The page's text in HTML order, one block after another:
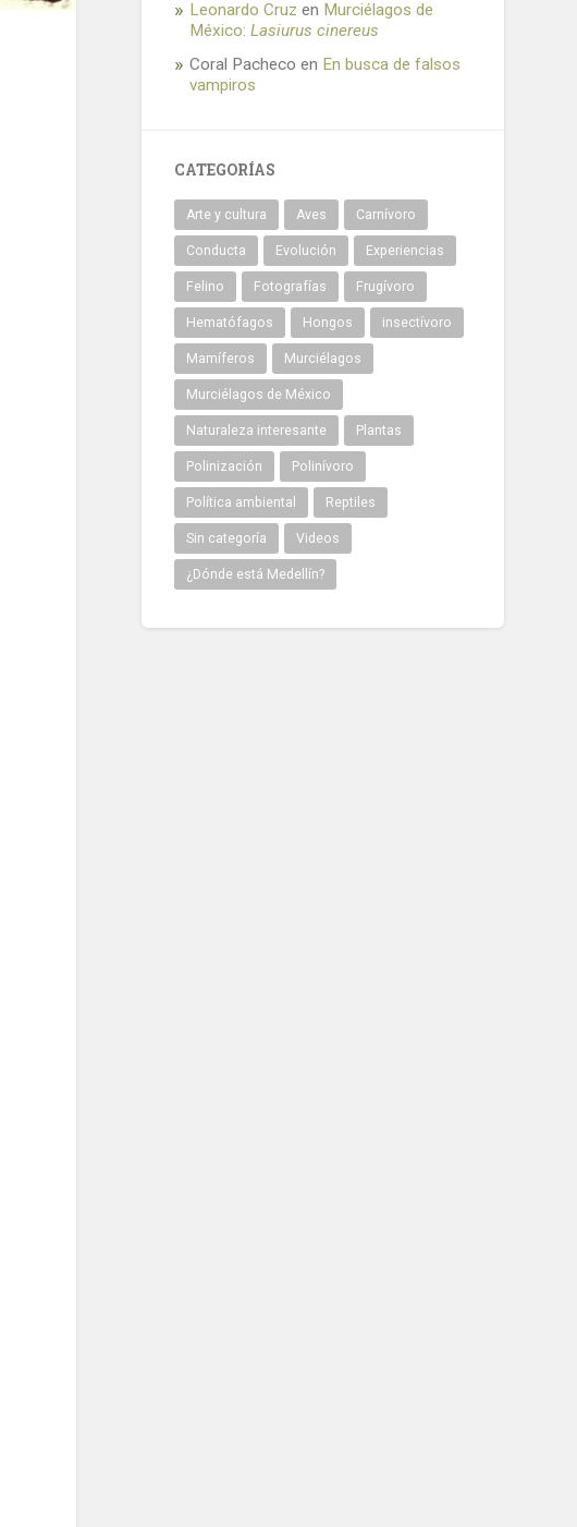
Leonardo Cruz en Murciélagos de
México: Lasiurus cinereus
Coral Pacheco en En busca de falsos
vampiros
CATEGORÍAS
Arte y cultura Aves Carnívoro
Conducta Evolución Experiencias
Felino Fotografías Frugívoro
Hematófagos Hongos insectívoro
Mamíferos Murciélagos
Murciélagos de México
Naturaleza interesante Plantas
Polinización Polinívoro
Política ambiental Reptiles
Sin categoría Videos
¿Dónde está Medellín?